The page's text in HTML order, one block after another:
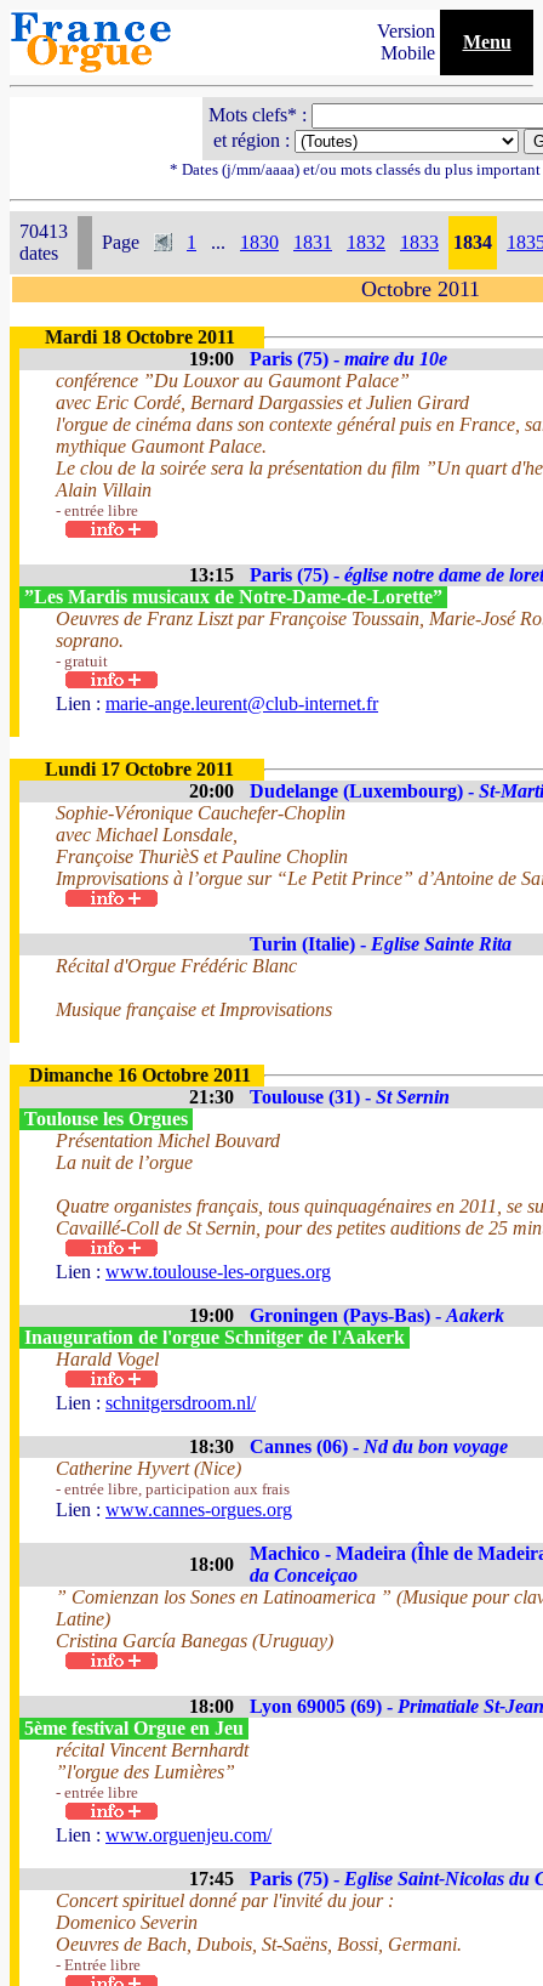
Version
Mobile
Menu
Mots clefs* :
et région :
* Dates (j/mm/aaaa) et/ou mots classés du plus
70413
dates
Page 1 ... 1830 1831 1832 1833 1834
Octobre 2011
Mardi 18 Octobre 2011
19:00
Paris (75) - maire du 10e
conférence ”Du Louxor au Gaumont Palace”
avec Eric Cordé, Bernard Dargassies et Julien Girard
l'orgue de cinéma dans son contexte général puis en France,
mythique Gaumont Palace.
Le clou de la soirée sera la présentation du film ”Un quart
Alain Villain
- entrée libre
13:15 Paris (75) - église notre dame de
”Les Mardis musicaux de Notre-Dame-de-Lorette”
Oeuvres de Franz Liszt par Françoise Toussain, Marie-José
soprano.
- gratuit
Lien : marie-ange.leurent@club-internet.fr
Lundi 17 Octobre 2011
20:00
Dudelange (Luxembourg) - St-
Sophie-Véronique Cauchefer-Choplin
avec Michael Lonsdale,
Françoise ThurièS et Pauline Choplin
Improvisations à l’orgue sur “Le Petit Prince” d’Antoine de
Turin (Italie) - Eglise Sainte Rita
Récital d'Orgue Frédéric Blanc
Musique française et Improvisations
Dimanche 16 Octobre 2011
21:30
Toulouse (31) - St Sernin
Toulouse les Orgues
Présentation Michel Bouvard
La nuit de l’orgue
Quatre organistes français, tous quinquagénaires en 2011, se
Cavaillé-Coll de St Sernin, pour des petites auditions de 25
Lien : www.toulouse-les-orgues.org
19:00 Groningen (Pays-Bas) - Aakerk
Inauguration de l'orgue Schnitger de l'Aakerk
Harald Vogel
Lien : schnitgersdroom.nl/
18:30 Cannes (06) - Nd du bon voyage
Catherine Hyvert (Nice)
- entrée libre, participation aux frais
Lien : www.cannes-orgues.org
18:00
Machico - Madeira (Îhle de
da Conceiçao
” Comienzan los Sones en Latinoamerica ” (Musique pour
Latine)
Cristina García Banegas (Uruguay)
18:00 Lyon 69005 (69) - Primatiale St-Jean
5ème festival Orgue en Jeu
récital Vincent Bernhardt
”l'orgue des Lumières”
- entrée libre
Lien : www.orguenjeu.com/
17:45 Paris (75) - Eglise Saint-Nicolas du
Concert spirituel donné par l'invité du jour :
Domenico Severin
Oeuvres de Bach, Dubois, St-Saëns, Bossi, Germani.
- Entrée libre